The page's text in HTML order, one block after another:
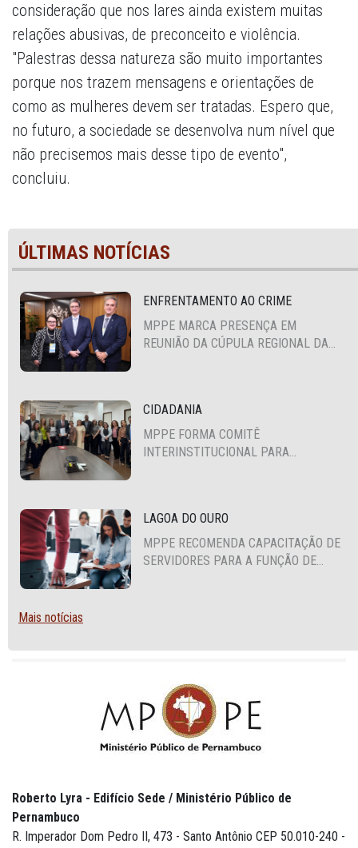
consideração que nos lares ainda existem muitas
relações abusivas, de preconceito e violência.
"Palestras dessa natureza são muito importantes
porque nos trazem mensagens e orientações de
como as mulheres devem ser tratadas. Espero que,
no futuro, a sociedade se desenvolva num nível que
não precisemos mais desse tipo de evento",
concluiu.
ÚLTIMAS NOTÍCIAS
ENFRENTAMENTO AO CRIME
MPPE MARCA PRESENÇA EM
REUNIÃO DA CÚPULA REGIONAL DA
CIDADANIA
MPPE FORMA COMITÊ
INTERINSTITUCIONAL PARA
LAGOA DO OURO
MPPE RECOMENDA CAPACITAÇÃO DE
SERVIDORES PARA A FUNÇÃO DE
Mais notícias
Roberto Lyra - Edifício Sede / Ministério Público de
Pernambuco
R. Imperador Dom Pedro II, 473 - Santo Antônio CEP 50.010-240 -